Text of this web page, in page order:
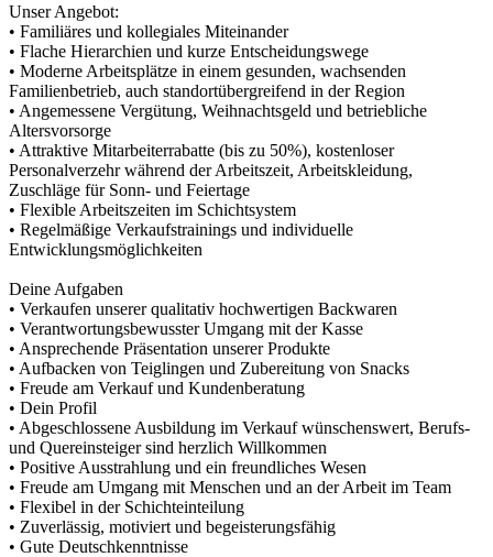
Unser Angebot:
• Familiäres und kollegiales Miteinander
• Flache Hierarchien und kurze Entscheidungswege
• Moderne Arbeitsplätze in einem gesunden, wachsenden
Familienbetrieb, auch standortübergreifend in der Region
• Angemessene Vergütung, Weihnachtsgeld und betriebliche
Altersvorsorge
• Attraktive Mitarbeiterrabatte (bis zu 50%), kostenloser
Personalverzehr während der Arbeitszeit, Arbeitskleidung,
Zuschläge für Sonn- und Feiertage
• Flexible Arbeitszeiten im Schichtsystem
• Regelmäßige Verkaufstrainings und individuelle
Entwicklungsmöglichkeiten
Deine Aufgaben
• Verkaufen unserer qualitativ hochwertigen Backwaren
• Verantwortungsbewusster Umgang mit der Kasse
• Ansprechende Präsentation unserer Produkte
• Aufbacken von Teiglingen und Zubereitung von Snacks
• Freude am Verkauf und Kundenberatung
• Dein Profil
• Abgeschlossene Ausbildung im Verkauf wünschenswert, Berufs-
und Quereinsteiger sind herzlich Willkommen
• Positive Ausstrahlung und ein freundliches Wesen
• Freude am Umgang mit Menschen und an der Arbeit im Team
• Flexibel in der Schichteinteilung
• Zuverlässig, motiviert und begeisterungsfähig
• Gute Deutschkenntnisse